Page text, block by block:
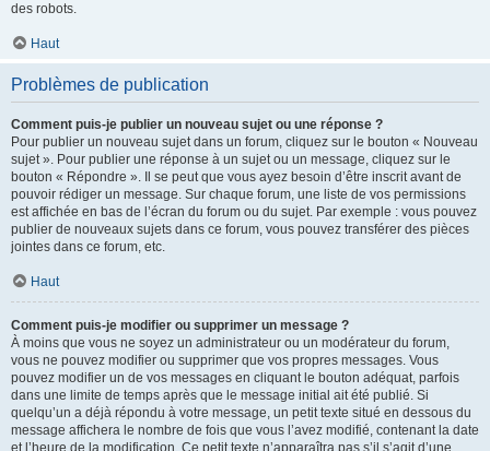
des robots.
Haut
Problèmes de publication
Comment puis-je publier un nouveau sujet ou une réponse ?
Pour publier un nouveau sujet dans un forum, cliquez sur le bouton « Nouveau
sujet ». Pour publier une réponse à un sujet ou un message, cliquez sur le
bouton « Répondre ». Il se peut que vous ayez besoin d’être inscrit avant de
pouvoir rédiger un message. Sur chaque forum, une liste de vos permissions
est affichée en bas de l’écran du forum ou du sujet. Par exemple : vous pouvez
publier de nouveaux sujets dans ce forum, vous pouvez transférer des pièces
jointes dans ce forum, etc.
Haut
Comment puis-je modifier ou supprimer un message ?
À moins que vous ne soyez un administrateur ou un modérateur du forum,
vous ne pouvez modifier ou supprimer que vos propres messages. Vous
pouvez modifier un de vos messages en cliquant le bouton adéquat, parfois
dans une limite de temps après que le message initial ait été publié. Si
quelqu’un a déjà répondu à votre message, un petit texte situé en dessous du
message affichera le nombre de fois que vous l’avez modifié, contenant la date
et l’heure de la modification. Ce petit texte n’apparaîtra pas s’il s’agit d’une